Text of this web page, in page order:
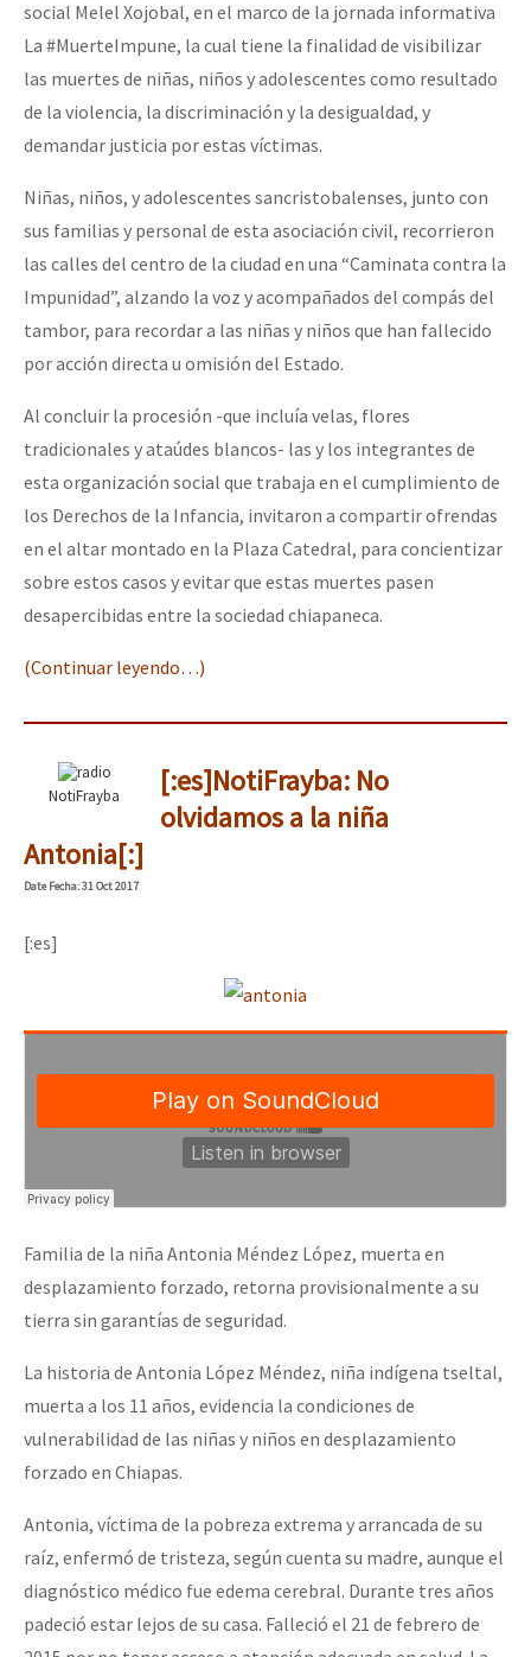
social Melel Xojobal, en el marco de la jornada informativa
La #MuerteImpune, la cual tiene la finalidad de visibilizar
las muertes de niñas, niños y adolescentes como resultado
de la violencia, la discriminación y la desigualdad, y
demandar justicia por estas víctimas.
Niñas, niños, y adolescentes sancristobalenses, junto con
sus familias y personal de esta asociación civil, recorrieron
las calles del centro de la ciudad en una “Caminata contra la
Impunidad”, alzando la voz y acompañados del compás del
tambor, para recordar a las niñas y niños que han fallecido
por acción directa u omisión del Estado.
Al concluir la procesión -que incluía velas, flores
tradicionales y ataúdes blancos- las y los integrantes de
esta organización social que trabaja en el cumplimiento de
los Derechos de la Infancia, invitaron a compartir ofrendas
en el altar montado en la Plaza Catedral, para concientizar
sobre estos casos y evitar que estas muertes pasen
desapercibidas entre la sociedad chiapaneca.
(Continuar leyendo…)
NotiFrayba
[:es]NotiFrayba: No
olvidamos a la niña
Antonia[:]
DateFecha: 31 Oct 2017
[:es]
Familia de la niña Antonia Méndez López, muerta en
desplazamiento forzado, retorna provisionalmente a su
tierra sin garantías de seguridad.
La historia de Antonia López Méndez, niña indígena tseltal,
muerta a los 11 años, evidencia la condiciones de
vulnerabilidad de las niñas y niños en desplazamiento
forzado en Chiapas.
Antonia, víctima de la pobreza extrema y arrancada de su
raíz, enfermó de tristeza, según cuenta su madre, aunque el
diagnóstico médico fue edema cerebral. Durante tres años
padeció estar lejos de su casa. Falleció el 21 de febrero de